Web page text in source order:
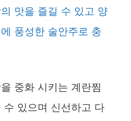
e
맛을 즐길 수 있고 양
풍성한 술안주로 충
중화 시키는 계란찜
수 있으며 신선하고 다